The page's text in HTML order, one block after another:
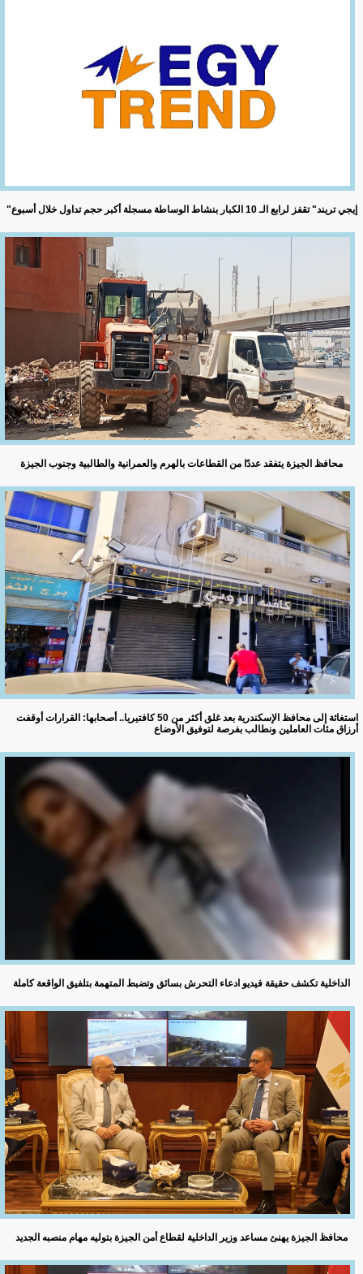
"إيجي تريند" تقفز لرابع الـ 10 الكبار بنشاط الوساطة مسجلة أكبر حجم تداول خلال أسبوع
محافظ الجيزة يتفقد عددًا من القطاعات بالهرم والعمرانية والطالبية وجنوب الجيزة
استغاثة إلى محافظ الإسكندرية بعد غلق أكثر من 50 كافتيريا.. أصحابها: القرارات أوقفت
أرزاق مئات العاملين ونطالب بفرصة لتوفيق الأوضاع
الداخلية تكشف حقيقة فيديو ادعاء التحرش بسائق وتضبط المتهمة بتلفيق الواقعة كاملة
محافظ الجيزة يهنئ مساعد وزير الداخلية لقطاع أمن الجيزة بتوليه مهام منصبه الجديد